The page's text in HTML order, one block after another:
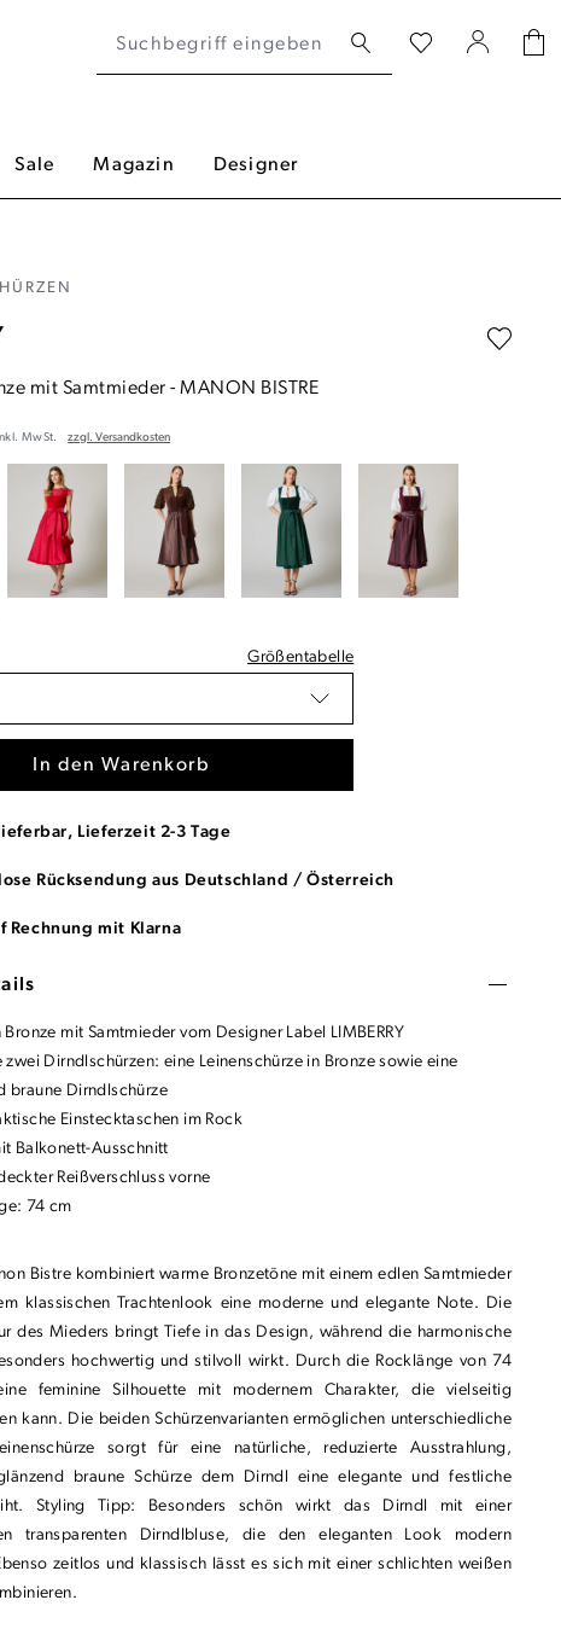
Sale Magazin Designer
mit Samtmieder -MANON BISTRE
MwSt. zzgl. Versandkosten
Größentabelle
In den Warenkorb
Lieferzeit 2-3 Tage
Rücksendung aus Deutschland / Österreich
Rechnung mit Klarna
mit Samtmieder vom Designer Label LIMBERRY
zwei Dirndlschürzen: eine Leinenschürze in Bronze sowie eine
braune Dirndlschürze
Einstecktaschen im Rock
Balkonett-Ausschnitt
Reißverschluss vorne
74 cm
Bistre kombiniert warme Bronzetöne mit einem edlen Samtmieder
klassischen Trachtenlook eine moderne und elegante Note. Die
des Mieders bringt Tiefe in das Design, während die harmonische
hochwertig und stilvoll wirkt. Durch die Rocklänge von 74
feminine Silhouette mit modernem Charakter, die vielseitig
kann. Die beiden Schürzenvarianten ermöglichen unterschiedliche
sorgt für eine natürliche, reduzierte Ausstrahlung,
braune Schürze dem Dirndl eine elegante und festliche
Styling Tipp: Besonders schön wirkt das Dirndl mit einer
transparenten Dirndlbluse, die den eleganten Look modern
zeitlos und klassisch lässt es sich mit einer schlichten weißen